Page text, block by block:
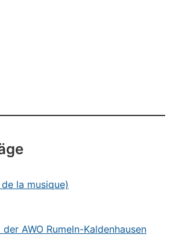
la musique)
AWO Rumeln-Kaldenhausen